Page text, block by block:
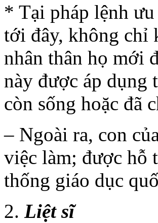
* Tại pháp lệnh
tới đây, không chỉ
nhân thân họ mới
này được áp dụng
còn sống hoặc đã
– Ngoài ra, con
việc làm; được hỗ
thống giáo dục
Liệt sĩ